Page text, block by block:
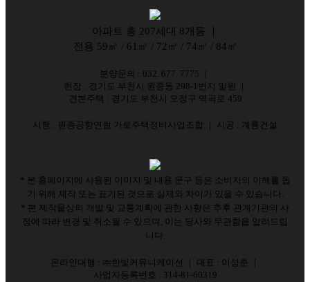
아파트 총 207세대 8개동
전용 59㎡ / 61㎡ / 72㎡ / 74㎡ / 84㎡
분양문의 : 032. 677. 7775
현장 : 경기도 부천시 원종동 298-1번지 일원
견본주택 : 경기도 부천시 오정구 역곡로 459
시행 : 원종공항연립 가로주택정비사업조합 ｜ 시공 : 계룡건설
* 본 홈페이지에 사용된 이미지 및 내용 문구 등은 소비자의 이해를 돕
기 위해 제작 또는 표기된 것으로 실제와 차이가 있을 수 있습니다.
* 본 제작물상의 개발 및 교통계획에 관한 사항은 추후 관계기관의 사
정에 따라 변경 및 취소될 수 있으며, 이는 당사와 무관함을 알려드립
니다.
온라인대행 : ㈜한빛커뮤니케이션 ｜ 대표 : 이성춘
사업자등록번호 : 314-81-60319